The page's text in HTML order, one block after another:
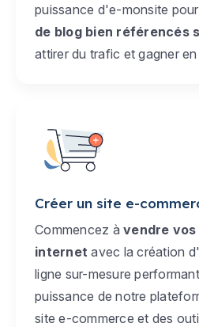
puissance d'e-monsite pour
de blog bien référencés
attirer du trafic et gagner en
Créer un site e-
Commencez à vendre
internet avec la création
ligne sur-mesure
puissance de notre
site e-commerce et des